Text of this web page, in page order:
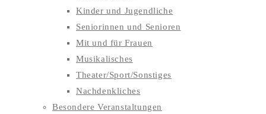
Kinder und Jugendliche
Seniorinnen und Senioren
Mit und für Frauen
Musikalisches
Theater/Sport/Sonstiges
Nachdenkliches
Besondere Veranstaltungen